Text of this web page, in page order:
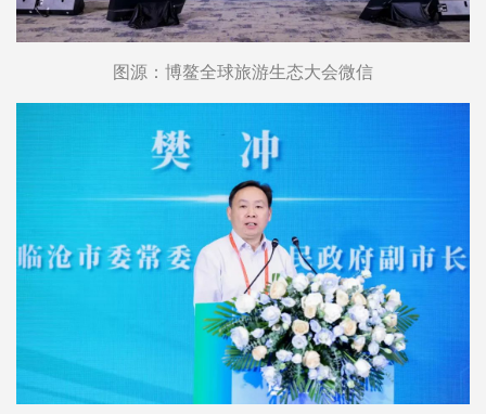
图源：博鳌全球旅游生态大会微信